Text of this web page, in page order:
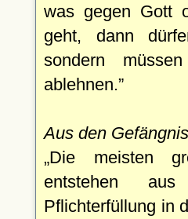
was gegen Gott
geht, dann
sondern
ablehnen.
Aus den
Die meisten
entstehen
Pflichterfüllung in